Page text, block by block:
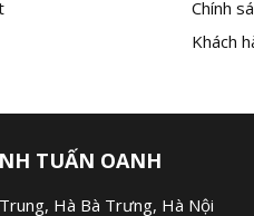
Chính
Khách
TUẤN OANH
Hà Bà Trưng, Hà Nội